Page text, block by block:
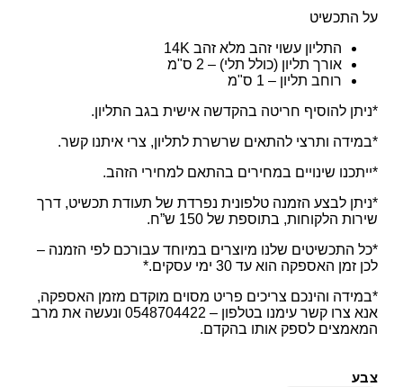
על התכשיט
התליון עשוי זהב מלא זהב 14K
אורך תליון (כולל תלי) – 2 ס"מ
רוחב תליון – 1 ס"מ
*ניתן להוסיף חריטה בהקדשה אישית בגב התליון.
*במידה ותרצי להתאים שרשרת לתליון, צרי איתנו קשר.
*ייתכנו שינויים במחירים בהתאם למחירי הזהב.
*ניתן לבצע הזמנה טלפונית נפרדת של תעודת תכשיט, דרך
שירות הלקוחות, בתוספת של 150 ש”ח.
*כל התכשיטים שלנו מיוצרים במיוחד עבורכם לפי הזמנה –
לכן זמן האספקה הוא עד 30 ימי עסקים.*
*במידה והינכם צריכים פריט מסוים מוקדם מזמן האספקה,
אנא צרו קשר עימנו בטלפון – 0548704422 ונעשה את מרב
המאמצים לספק אותו בהקדם.
צבע